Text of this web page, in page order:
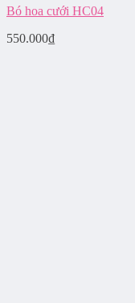
Bó hoa cưới HC04
550.000₫